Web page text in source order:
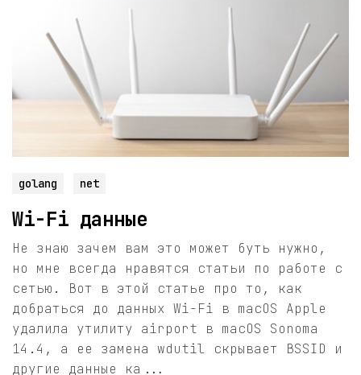
golang net
Wi-Fi данные
Не знаю зачем вам это может буть нужно,
но мне всегда нравятся статьи по работе с
сетью. Вот в этой статье про то, как
добраться до данных Wi-Fi в macOS Apple
удалила утилиту airport в macOS Sonoma
14.4, а ее замена wdutil скрывает BSSID и
другие данные ка...